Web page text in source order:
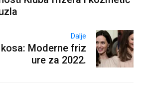
Dalje
Moderne friz
ure za 2022.